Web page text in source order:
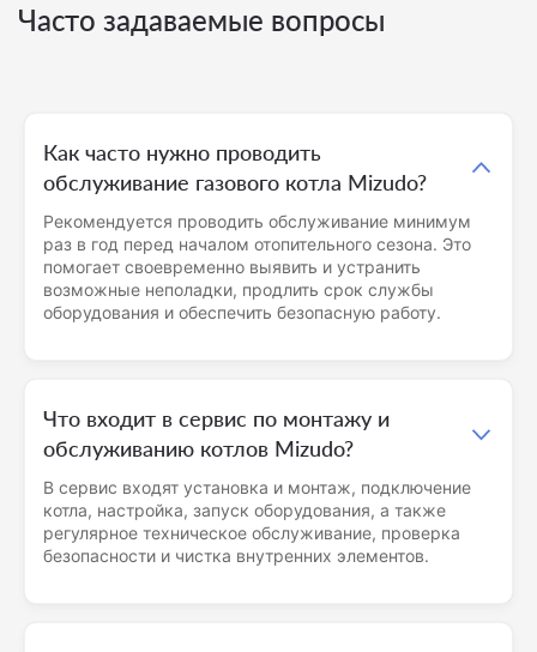
Часто задаваемые вопросы
Как часто нужно проводить
обслуживание газового котла Mizudo?
Рекомендуется проводить обслуживание минимум
раз в год перед началом отопительного сезона. Это
помогает своевременно выявить и устранить
возможные неполадки, продлить срок службы
оборудования и обеспечить безопасную работу.
Что входит в сервис по монтажу и
обслуживанию котлов Mizudo?
В сервис входят установка и монтаж, подключение
котла, настройка, запуск оборудования, а также
регулярное техническое обслуживание, проверка
безопасности и чистка внутренних элементов.